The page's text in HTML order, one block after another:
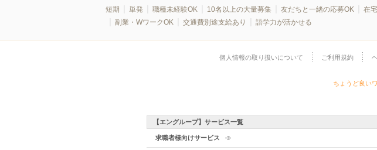
短期 単発 職種未経験OK 10名以上の大量募集 友だちと一緒の応募OK 在
副業・WワークOK
交通費別途支給あり 語学力が活かせる
個人情報の取り扱いについて ご利用規約
ちょうど良い
【エングループ】サービス一覧
求職者様向けサービス